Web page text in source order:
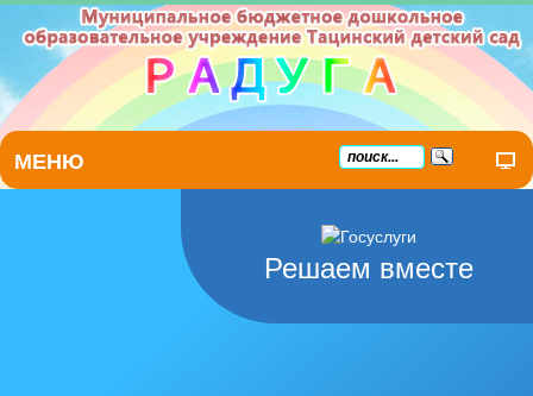
МЕНЮ
Решаем вместе